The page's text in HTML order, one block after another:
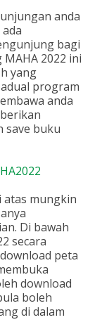
anda
bagi
2022 ini
yang
program
anda
save buku
atas mungkin
Di bawah
secara
peta
download
boleh
di dalam